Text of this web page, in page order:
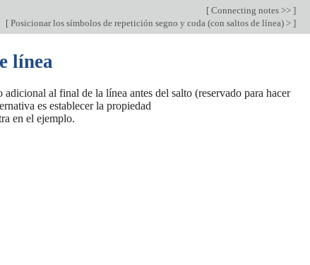
[ Connecting notes >> ]
[ Posicionar los símbolos de repetición segno y coda (con saltos de línea) > ]
línea
al final de la línea antes del salto (reservado para hacer
es establecer la propiedad
en el ejemplo.